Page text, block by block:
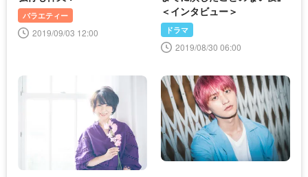
バラエティー
2019/09/03 12:00
＜インタビュー＞
ドラマ
2019/08/30 06:00